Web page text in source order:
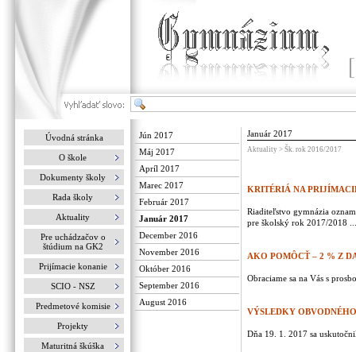
Úvodná stránka
O škole
Dokumenty školy
Rada školy
Aktuality
Pre uchádzačov o
štúdium na GK2
Prijímacie konanie
SCIO - NSZ
Predmetové komisie
Projekty
Maturitná škúška
Január 2017
Aktuality > Šk. rok 2016/2017
KRITÉRIÁ NA
Riaditeľstvo gymnázia
pre školský rok 2017/2018
AKO POMÔCŤ – 2 % Z
Obraciame sa na Vás s
VÝSLEDKY
Dňa 19. 1. 2017 sa
Jún 2017
Máj 2017
Apríl 2017
Marec 2017
Február 2017
Január 2017
December 2016
November 2016
Október 2016
September 2016
August 2016